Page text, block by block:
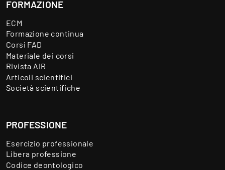
FORMAZIONE
ECM
Formazione continua
Corsi FAD
Materiale dei corsi
Rivista AIR
Articoli scientifici
Società scientifiche
PROFESSIONE
Esercizio professionale
Libera professione
Codice deontologico